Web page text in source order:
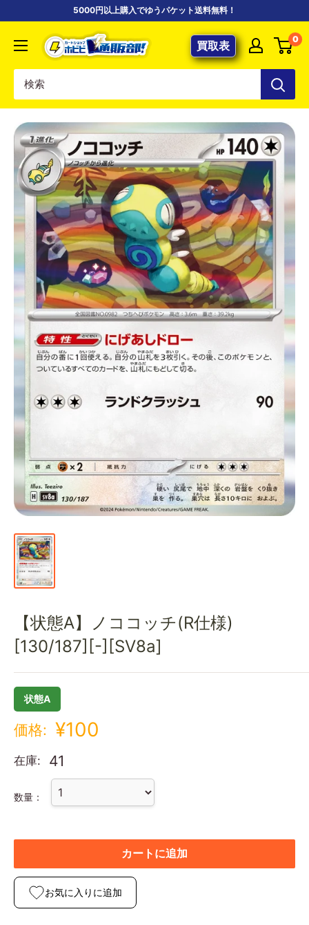
5000円以上購入でゆうパケット送料無料！
【ポ
ケ
専
門
店】
カ
ー
ド
シ
ョ
ッ
プ
ビ
ビ
通
販
部
買取表 0
【状態A】ノココッチ(R仕様)
[130/187][-][SV8a]
状態A
価格: ¥100
在庫: 41
数量：
カートに追加
お気に入りに追加